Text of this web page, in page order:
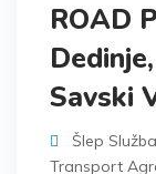
ROAD
Savski
Šlep
Transport